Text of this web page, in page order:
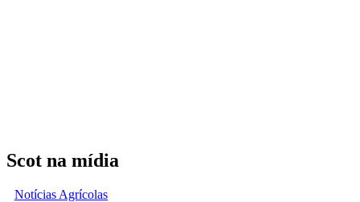
Scot na mídia
Notícias Agrícolas